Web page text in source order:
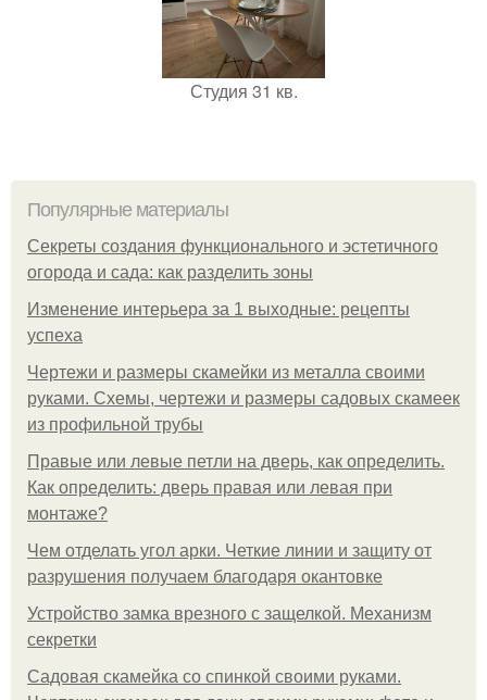
Студия 31 кв.
Популярные материалы
Секреты создания функционального и эстетичного
огорода и сада: как разделить зоны
Изменение интерьера за 1 выходные: рецепты
успеха
Чертежи и размеры скамейки из металла своими
руками. Схемы, чертежи и размеры садовых скамеек
из профильной трубы
Правые или левые петли на дверь, как определить.
Как определить: дверь правая или левая при
монтаже?
Чем отделать угол арки. Четкие линии и защиту от
разрушения получаем благодаря окантовке
Устройство замка врезного с защелкой. Механизм
секретки
Садовая скамейка со спинкой своими руками.